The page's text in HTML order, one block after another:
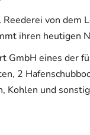
von dem
ihren heutigen
GmbH eines der
2
Kohlen und